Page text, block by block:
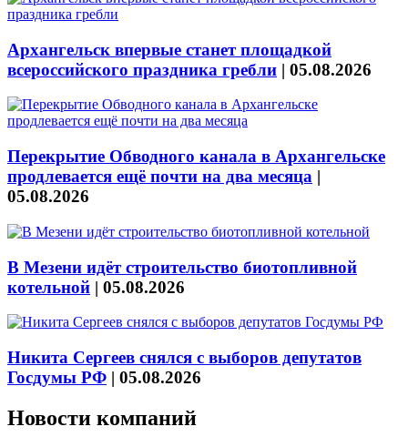
Архангельск впервые станет площадкой
всероссийского праздника гребли | 05.08.2026
Перекрытие Обводного канала в Архангельске
продлевается ещё почти на два месяца |
05.08.2026
В Мезени идёт строительство биотопливной
котельной | 05.08.2026
Никита Сергеев снялся с выборов депутатов
Госдумы РФ | 05.08.2026
Новости компаний